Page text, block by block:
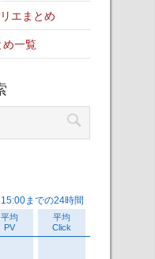
エまとめ
一覧